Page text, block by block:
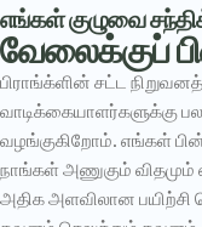
எங்கள் குழுவை
வேலைக்குப்
பிராங்க்ளின் சட்ட
வாடிக்கையாளர்களுக்கு
வழங்குகிறோம். எங்கள்
நாங்கள் அணுகும் விதமும்
அதிக அளவிலான